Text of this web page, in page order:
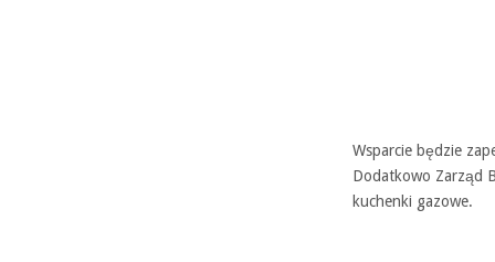
Wsparcie będzie
Dodatkowo Zarząd
kuchenki gazowe.